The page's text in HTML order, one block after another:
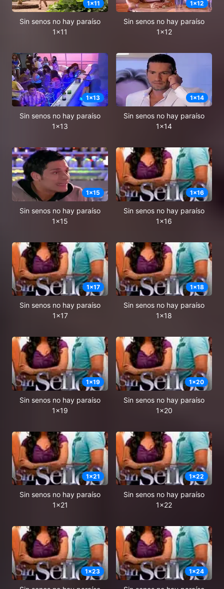
1x11
Sin senos no hay paraíso
1x11
1x12
Sin senos no hay paraíso
1x12
1x13
Sin senos no hay paraíso
1x13
1x14
Sin senos no hay paraíso
1x14
1x15
Sin senos no hay paraíso
1x15
1x16
Sin senos no hay paraíso
1x16
1x17
Sin senos no hay paraíso
1x17
1x18
Sin senos no hay paraíso
1x18
1x19
Sin senos no hay paraíso
1x19
1x20
Sin senos no hay paraíso
1x20
1x21
Sin senos no hay paraíso
1x21
1x22
Sin senos no hay paraíso
1x22
1x23 1x24